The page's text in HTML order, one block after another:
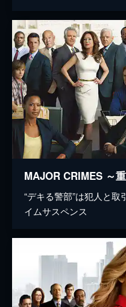
MAJOR CRIMES ～
“デキる警部”は犯人と
イムサスペンス